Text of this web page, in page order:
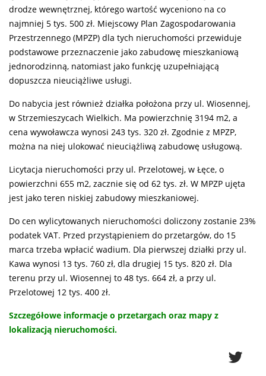
drodze wewnętrznej, którego wartość wyceniono na co
najmniej 5 tys. 500 zł. Miejscowy Plan Zagospodarowania
Przestrzennego (MPZP) dla tych nieruchomości przewiduje
podstawowe przeznaczenie jako zabudowę mieszkaniową
jednorodzinną, natomiast jako funkcję uzupełniającą
dopuszcza nieuciążliwe usługi.
Do nabycia jest również działka położona przy ul. Wiosennej,
w Strzemieszycach Wielkich. Ma powierzchnię 3194 m2, a
cena wywoławcza wynosi 243 tys. 320 zł. Zgodnie z MPZP,
można na niej ulokować nieuciążliwą zabudowę usługową.
Licytacja nieruchomości przy ul. Przelotowej, w Łęce, o
powierzchni 655 m2, zacznie się od 62 tys. zł. W MPZP ujęta
jest jako teren niskiej zabudowy mieszkaniowej.
Do cen wylicytowanych nieruchomości doliczony zostanie 23%
podatek VAT. Przed przystąpieniem do przetargów, do 15
marca trzeba wpłacić wadium. Dla pierwszej działki przy ul.
Kawa wynosi 13 tys. 760 zł, dla drugiej 15 tys. 820 zł. Dla
terenu przy ul. Wiosennej to 48 tys. 664 zł, a przy ul.
Przelotowej 12 tys. 400 zł.
Szczegółowe informacje o przetargach oraz mapy z
lokalizacją nieruchomości.